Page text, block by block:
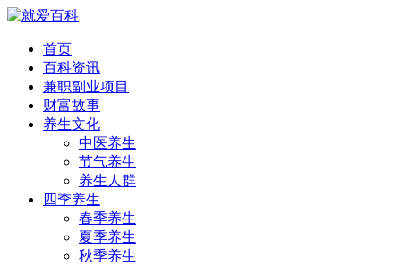
首页
百科资讯
兼职副业项目
财富故事
养生文化
中医养生
节气养生
养生人群
四季养生
春季养生
夏季养生
秋季养生